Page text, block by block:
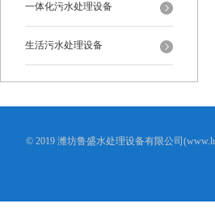
一体化污水处理设备
生活污水处理设备
© 2019 潍坊鲁盛水处理设备有限公司